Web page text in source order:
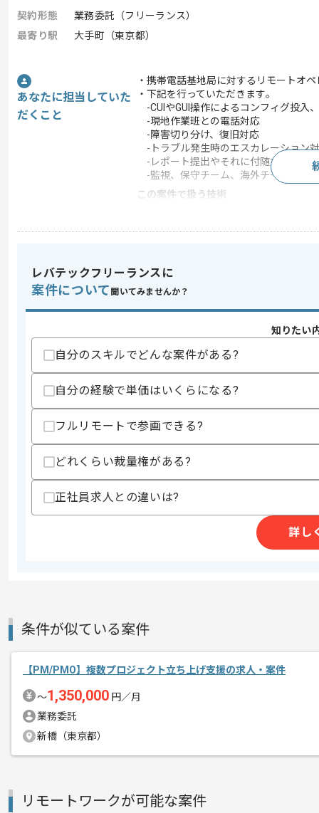
契約形態
業務委託（フリーランス）
最寄り駅
大手町（東京都）
あなたに担当していた
だくこと
・携帯電話基地局に対するリモートオ
・下記を行っていただきます｡
-CUIやGUI操作によるコンフィグ投入
-現地作業班との電話対応
-障害切り分け、復旧対応
-トラブル発生時のエスカレーション
-レポート提出やそれに付随する事務
-監視、保守チーム、海外チームんど
この案件で扱う技術
特徴
スキル
・移動体通信事業者でのオペレーション
・第一級陸上特殊無線技士の資格保有
スキルに不安がある方へ
上記に似た経験やスキルをお持ちであれば申
その他募集要項
募集人数
1人
エージェントからのコ
長期での稼働を想定しております。
レバテックフリーランスに
案件について 聞いてみませんか？
知りたい
自分のスキルでどんな案件がある?
自分の経験で単価はいくらになる?
フルリモートで参画できる?
どれくらい裁量権がある?
正社員求人との違いは?
詳し
条件が似ている案件
【PM/PMO】複数プロジェクト立ち上げ支援の求人・案件
〜1,350,000 円／月
業務委託
新橋（東京都）
リモートワークが可能な案件